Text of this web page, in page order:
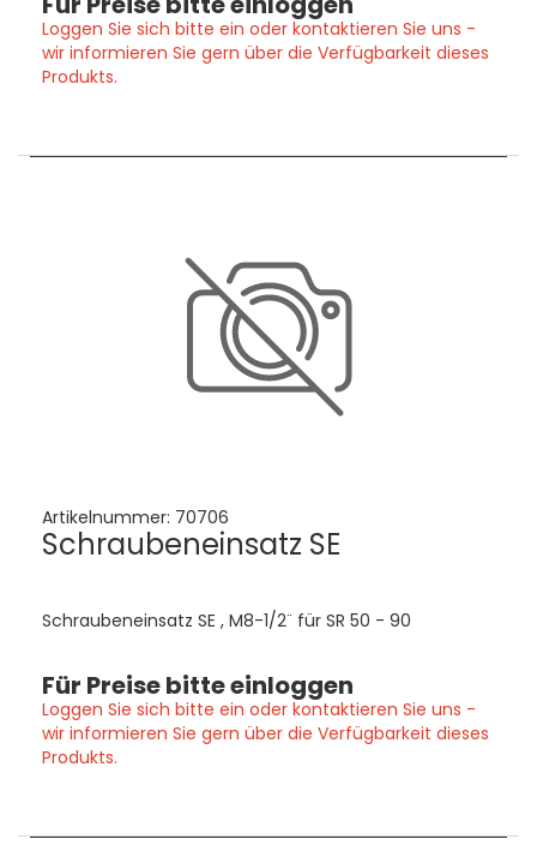
Loggen Sie sich bitte ein oder kontaktieren Sie uns -
wir informieren Sie gern über die Verfügbarkeit dieses
Produkts.
Artikelnummer: 70706
Schraubeneinsatz SE
Schraubeneinsatz SE , M8-1/2¨ für SR 50 - 90
Für Preise bitte einloggen
Loggen Sie sich bitte ein oder kontaktieren Sie uns -
wir informieren Sie gern über die Verfügbarkeit dieses
Produkts.